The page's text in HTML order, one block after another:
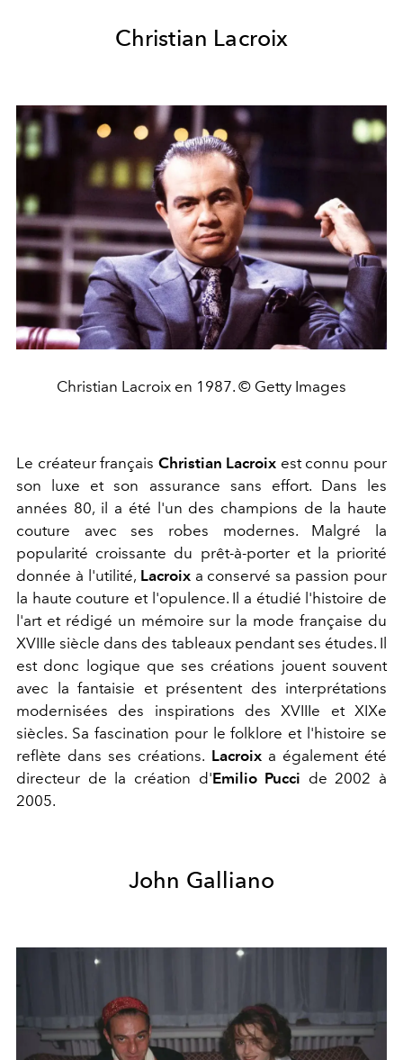
Christian Lacroix
Christian Lacroix en 1987. © Getty Images
Le créateur français Christian Lacroix est connu pour
son luxe et son assurance sans effort. Dans les
années 80, il a été l'un des champions de la haute
couture avec ses robes modernes. Malgré la
popularité croissante du prêt-à-porter et la priorité
donnée à l'utilité, Lacroixa conservé sa passion pour
la haute couture et l'opulence. Il a étudié l'histoire de
l'art et rédigé un mémoire sur la mode française du
XVIIIe siècle dans des tableaux pendant ses études. Il
est donc logique que ses créations jouent souvent
avec la fantaisie et présentent des interprétations
modernisées des inspirations des XVIIIe et XIXe
siècles. Sa fascination pour le folklore et l'histoire se
reflète dans ses créations. Lacroixa également été
directeur de la création d'Emilio Pucci de 2002 à
2005.
John Galliano